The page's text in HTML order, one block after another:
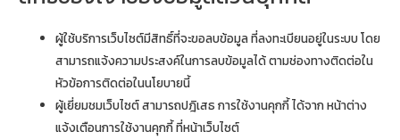
ผู้ใช้บริการเว็บไซต์มีสิทธิ์ที่จะขอลบข้อมูล ที่ลงทะเบียนอยู่ในระบบ โดย
สามารถแจ้งความประสงค์ในการลบข้อมูลได้ ตามช่องทางติดต่อใน
หัวข้อการติดต่อในนโยบายนี้
ผู้เยี่ยมชมเว็บไซต์ สามารถปฎิเสธ การใช้งานคุกกี้ ได้จาก หน้าต่าง
แจ้งเตือนการใช้งานคุกกี้ ที่หน้าเว็บไซต์